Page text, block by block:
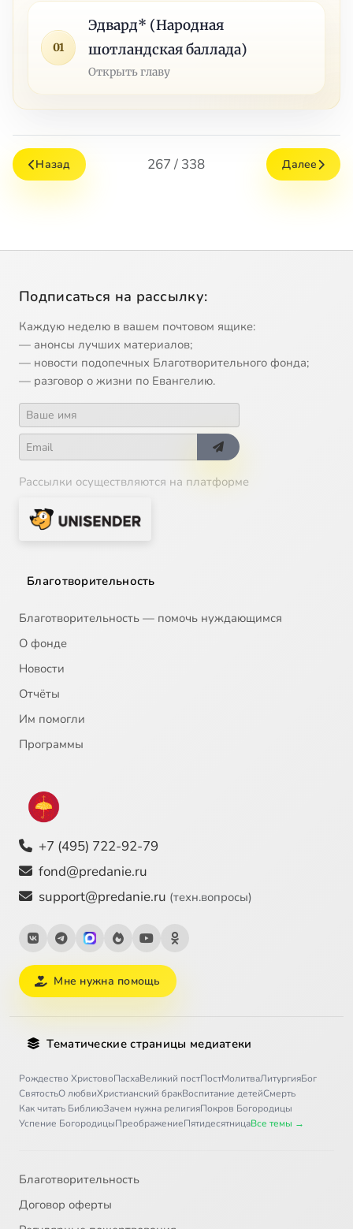
01
Эдвард* (Народная
шотландская баллада)
Открыть главу
Назад 267 / 338 Далее
Подписаться на рассылку:
Каждую неделю в вашем почтовом ящике:
— анонсы лучших материалов;
— новости подопечных Благотворительного фонда;
— разговор о жизни по Евангелию.
Рассылки осуществляются на платформе
Благотворительность
Благотворительность — помочь нуждающимся
О фонде
Новости
Отчёты
Им помогли
Программы
+7 (495) 722-92-79
fond@predanie.ru
support@predanie.ru (техн.вопросы)
Мне нужна помощь
Тематические страницы медиатеки
Рождество ХристовоПасхаВеликий постПостМолитваЛитургияБог
СвятостьО любвиХристианский бракВоспитание детейСмерть
Как читать БиблиюЗачем нужна религияПокров Богородицы
Успение БогородицыПреображениеПятидесятницаВсе темы →
Благотворительность
Договор оферты